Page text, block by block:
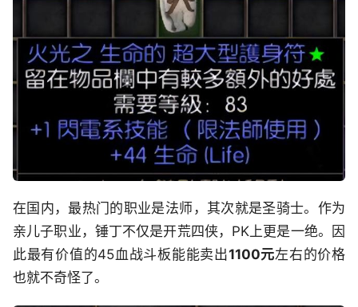
在国内，最热门的职业是法师，其次就是圣骑士。作为
亲儿子职业，锤丁不仅是开荒四侠，PK上更是一绝。因
此最有价值的45血战斗板能能卖出1100元左右的价格
也就不奇怪了。